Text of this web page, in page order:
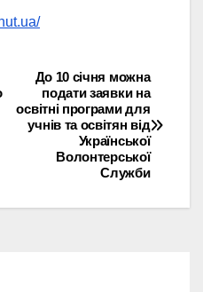
До 10 січня можна
подати заявки на
освітні програми для
учнів та освітян від
Української
Волонтерської
Служби